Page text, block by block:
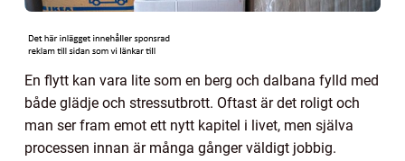
En flytt kan vara lite som en berg och dalbana fylld med
både glädje och stressutbrott. Oftast är det roligt och
man ser fram emot ett nytt kapitel i livet, men själva
processen innan är många gånger väldigt jobbig.